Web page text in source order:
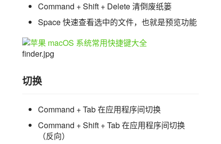
Command + Shift + Delete 清倒废纸篓
Space 快速查看选中的文件，也就是预览功能
finder.jpg
切换
Command + Tab 在应用程序间切换
Command + Shift + Tab 在应用程序间切换
（反向）